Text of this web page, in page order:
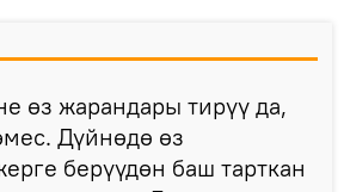
өз жарандары тирүү да,
Дүйнөдө өз
берүүдөн баш тарткан